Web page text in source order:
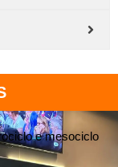
e mesociclo